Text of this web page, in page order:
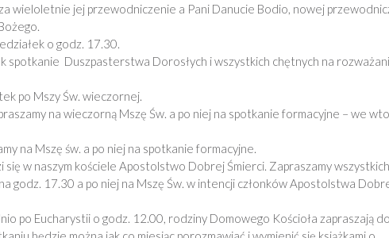
wieloletnie jej przewodniczenie a Pani Danucie Bodio, nowej
o godz. 17.30.
spotkanie Duszpasterstwa Dorosłych i wszystkich chętnych na
po Mszy Św. wieczornej.
na wieczorną Mszę Św. a po niej na spotkanie formacyjne – we
na Mszę św. a po niej na spotkanie formacyjne.
w naszym kościele Apostolstwo Dobrej Śmierci. Zapraszamy wszystkich
godz. 17.30 a po niej na Mszę Św. w intencji członków Apostolstwa
po Eucharystii o godz. 12.00, rodziny Domowego Kościoła zapraszają